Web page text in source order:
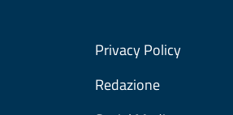
Privacy Policy
Redazione